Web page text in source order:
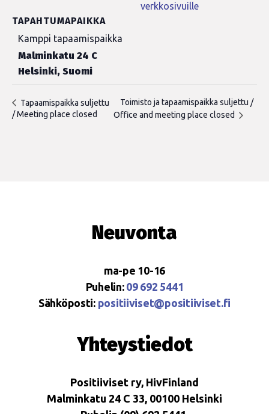
TAPAHTUMAPAIKKA
Kamppi tapaamispaikka
Malminkatu 24 C
Helsinki, Suomi
verkkosivuille
Tapaamispaikka suljettu
/ Meeting place closed
Toimisto ja tapaamispaikka suljettu /
Office and meeting place closed
Neuvonta
ma-pe 10-16
Puhelin: 09 692 5441
Sähköposti: positiiviset@positiiviset.fi
Yhteystiedot
Positiiviset ry, HivFinland
Malminkatu 24 C 33, 00100 Helsinki